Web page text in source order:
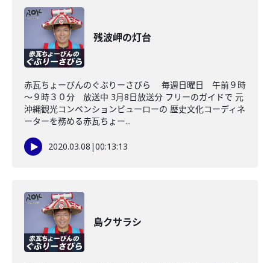
残波岬の灯台
赤瓦ちょーびんのぐぶりーさびら 毎週日曜日 午前９時
～９時３０分 放送中 3月8日放送分 フリーのガイドで 元
沖縄観光コンベンションビューローの 歴史文化コーディネ
ーターを務める赤瓦ちょー...
2020.03.08 |00:13:13
島クサラシ